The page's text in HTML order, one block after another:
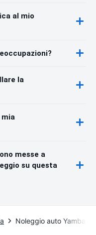
al mio
la
mia
messe a
su questa
Noleggio auto Yamba